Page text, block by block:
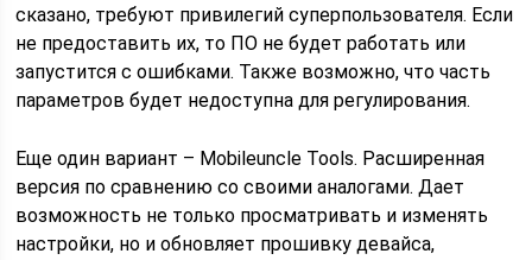
сказано, требуют привилегий суперпользователя. Если
не предоставить их, то ПО не будет работать или
запустится с ошибками. Также возможно, что часть
параметров будет недоступна для регулирования.
Еще один вариант – Mobileuncle Tools. Расширенная
версия по сравнению со своими аналогами. Дает
возможность не только просматривать и изменять
настройки, но и обновляет прошивку девайса,